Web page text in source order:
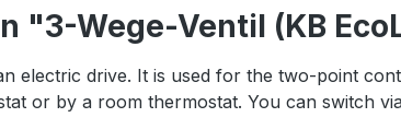
"3-Wege-Ventil (KB
electric drive. It is used for the two-point
or by a room thermostat. You can switch